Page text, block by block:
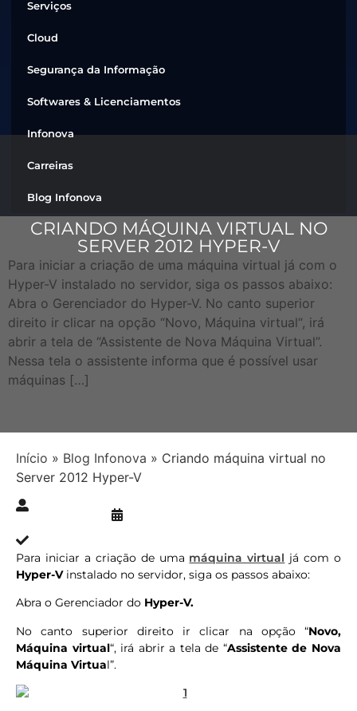
Serviços
Cloud
Segurança da Informação
Softwares & Licenciamentos
Infonova
Carreiras
Blog Infonova
CRIANDO MÁQUINA VIRTUAL NO
SERVER 2012 HYPER-V
Para iniciar a criação de uma máquina virtual já com o
Hyper-V instalado no servidor, siga os passos abaixo:
Abra o Gerenciador do Hyper-V. No canto superior
direito ir clicar na opção “Novo, Máquina virtual“, irá
abrir a tela de “Assistente de Nova Máquina Virtual”.
Nessa tela o assistente informa que é possível usar
máquinas […]
Início » Blog Infonova » Criando máquina virtual no
Server 2012 Hyper-V
Para iniciar a criação de uma máquina virtual já com o
Hyper-Vinstalado no servidor, siga os passos abaixo:
Abra o Gerenciador do Hyper-V.
No canto superior direito ir clicar na opção “Novo,
Máquina virtual“, irá abrir a tela de “Assistente de Nova
Máquina Virtual”.